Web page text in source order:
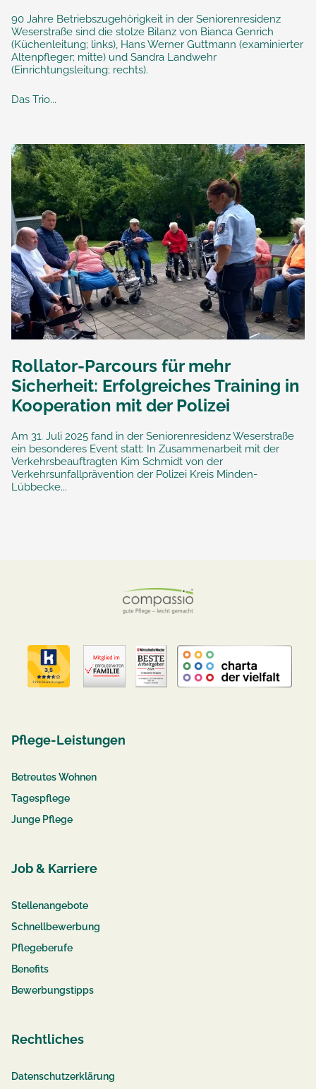
90 Jahre Betriebszugehörigkeit in der Seniorenresidenz
Weserstraße sind die stolze Bilanz von Bianca Genrich
(Küchenleitung; links), Hans Werner Guttmann (examinierter
Altenpfleger; mitte) und Sandra Landwehr
(Einrichtungsleitung; rechts).
Das Trio...
Rollator-Parcours für mehr
Sicherheit: Erfolgreiches Training in
Kooperation mit der Polizei
Am 31. Juli 2025 fand in der Seniorenresidenz Weserstraße
ein besonderes Event statt: In Zusammenarbeit mit der
Verkehrsbeauftragten Kim Schmidt von der
Verkehrsunfallprävention der Polizei Kreis Minden-
Lübbecke...
Pflege-Leistungen
Betreutes Wohnen
Tagespflege
Junge Pflege
Job & Karriere
Stellenangebote
Schnellbewerbung
Pflegeberufe
Benefits
Bewerbungstipps
Rechtliches
Datenschutzerklärung